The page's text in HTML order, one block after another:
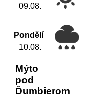
09.08.
Pondělí
10.08.
Mýto
pod
Ďumbierom